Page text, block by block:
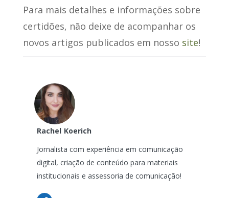
Para mais detalhes e informações sobre
certidões, não deixe de acompanhar os
novos artigos publicados em nosso site!
Rachel Koerich
Jornalista com experiência em comunicação
digital, criação de conteúdo para materiais
institucionais e assessoria de comunicação!